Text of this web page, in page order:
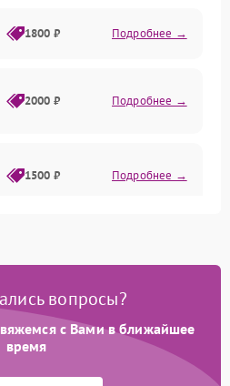
1800 ₽ Подробнее →
2000 ₽ Подробнее →
1500 ₽ Подробнее →
вопросы?
с Вами в ближайшее
время